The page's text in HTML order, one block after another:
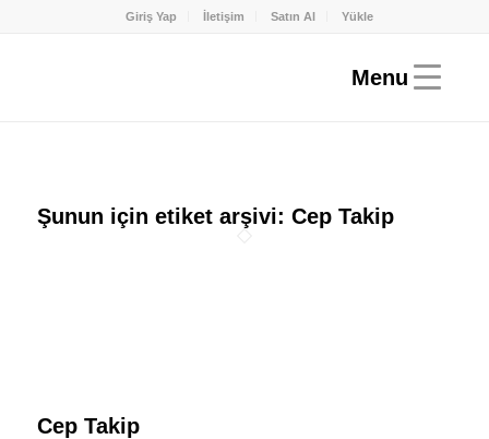
Giriş Yap İletişim Satın Al Yükle
Şunun için etiket arşivi: Cep Takip
Cep Takip